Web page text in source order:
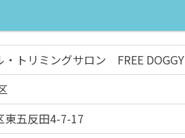
・トリミングサロン FREE DOGGY
東五反田4-7-17